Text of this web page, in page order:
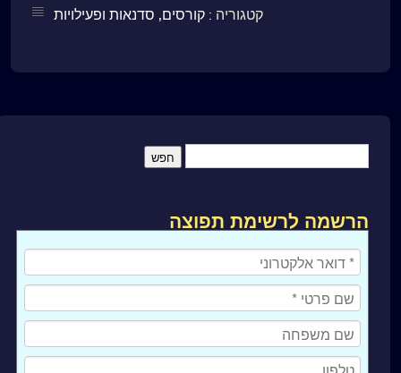
קטגוריה : קורסים, סדנאות ופעילויות
הרשמה לרשימת תפוצה